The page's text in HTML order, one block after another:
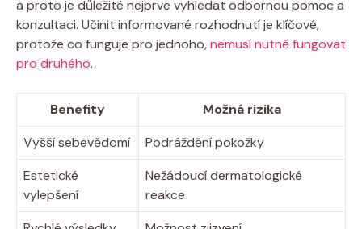
a proto je důležité nejprve vyhledat odbornou pomoc a
konzultaci. Učinit informované rozhodnutí je klíčové,
protože co funguje pro jednoho,nemusí nutně fungovat
pro druhého.
Benefity
Možná rizika
Vyšší sebevědomí
Podráždění pokožky
Estetické
vylepšení
Nežádoucí dermatologické
reakce